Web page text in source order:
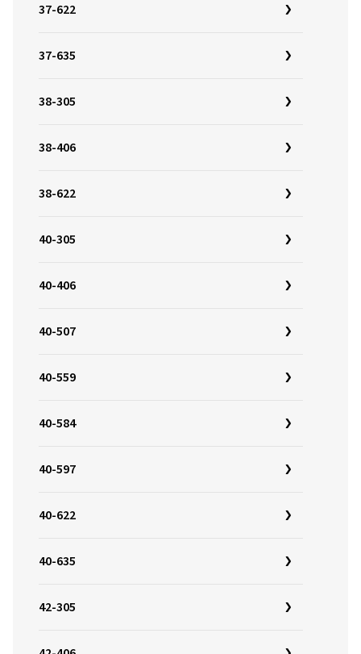
37-622
37-635
38-305
38-406
38-622
40-305
40-406
40-507
40-559
40-584
40-597
40-622
40-635
42-305